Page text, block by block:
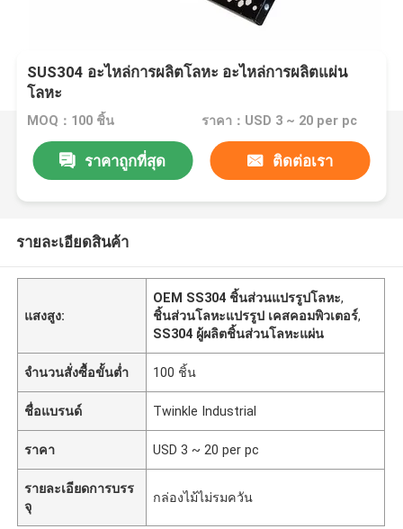
SUS304 อะไหล่การผลิตโลหะ อะไหล่การผลิตแผ่น
โลหะ
MOQ：100 ชิ้น ราคา：USD 3 ~ 20 per pc
ราคาถูกที่สุด ติดต่อเรา
รายละเอียดสินค้า
แสงสูง:
OEM SS304 ชิ้นส่วนแปรรูปโลหะ,
ชิ้นส่วนโลหะแปรรูป เคสคอมพิวเตอร์,
SS304 ผู้ผลิตชิ้นส่วนโลหะแผ่น
จำนวนสั่งซื้อขั้นต่ำ 100 ชิ้น
ชื่อแบรนด์ Twinkle Industrial
ราคา USD 3 ~ 20 per pc
รายละเอียดการบรร
จุ
กล่องไม้ไม่รมควัน